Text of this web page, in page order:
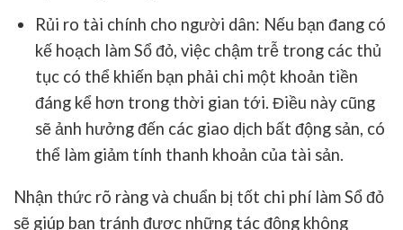
Rủi ro tài chính cho người dân: Nếu bạn đang có
kế hoạch làm Sổ đỏ, việc chậm trễ trong các thủ
tục có thể khiến bạn phải chi một khoản tiền
đáng kể hơn trong thời gian tới. Điều này cũng
sẽ ảnh hưởng đến các giao dịch bất động sản, có
thể làm giảm tính thanh khoản của tài sản.
Nhận thức rõ ràng và chuẩn bị tốt chi phí làm Sổ đỏ
sẽ giúp bạn tránh được những tác động không